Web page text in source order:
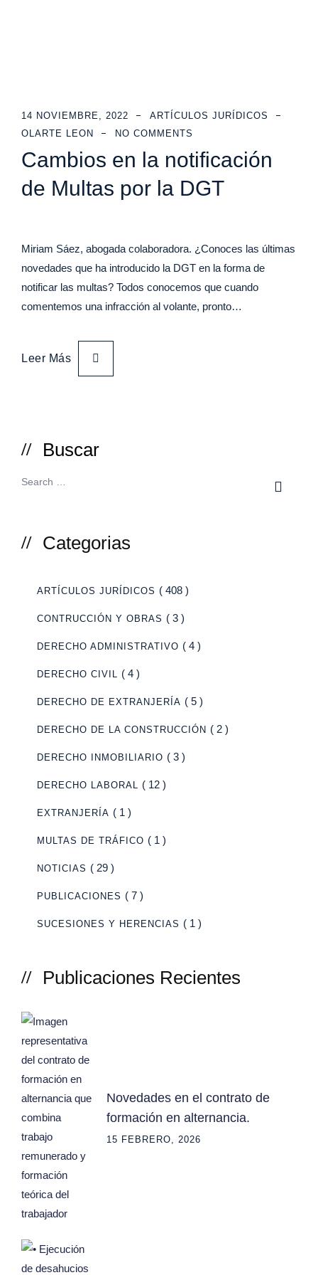
14 NOVIEMBRE, 2022
ARTÍCULOS JURÍDICOS
OLARTE LEON
NO COMMENTS
Cambios en la notificación
de Multas por la DGT
Miriam Sáez, abogada colaboradora. ¿Conoces las últimas
novedades que ha introducido la DGT en la forma de
notificar las multas? Todos conocemos que cuando
comentemos una infracción al volante, pronto…
Leer Más
Buscar
Categorias
ARTÍCULOS JURÍDICOS ( 408 )
CONTRUCCIÓN Y OBRAS ( 3 )
DERECHO ADMINISTRATIVO ( 4 )
DERECHO CIVIL ( 4 )
DERECHO DE EXTRANJERÍA ( 5 )
DERECHO DE LA CONSTRUCCIÓN ( 2 )
DERECHO INMOBILIARIO ( 3 )
DERECHO LABORAL ( 12 )
EXTRANJERÍA ( 1 )
MULTAS DE TRÁFICO ( 1 )
NOTICIAS ( 29 )
PUBLICACIONES ( 7 )
SUCESIONES Y HERENCIAS ( 1 )
Publicaciones Recientes
Novedades en el contrato de
formación en alternancia.
15 FEBRERO, 2026